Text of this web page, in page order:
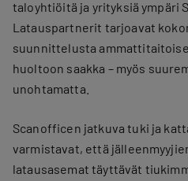
taloyhtiöitä ja yrityksiä ympäri
Latauspartnerit tarjoavat
suunnittelusta
huoltoon saakka – myös
unohtamatta.
Scanofficen jatkuva tuki ja
varmistavat, että
latausasemat täyttävät